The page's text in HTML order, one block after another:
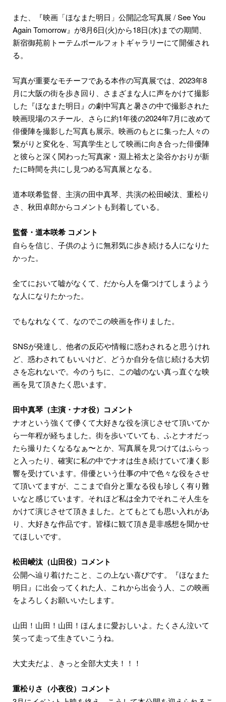
また、『映画「ほなまた明日」公開記念写真展 / See You
Again Tomorrow』が8月6日(火)から18日(水)までの期間、
新宿御苑前トーテムポールフォトギャラリーにて開催され
る。
写真が重要なモチーフである本作の写真展では、2023年8
月に大阪の街を歩き回り、さまざまな人に声をかけて撮影
した『ほなまた明日』の劇中写真と暑さの中で撮影された
映画現場のスチール、さらに約1年後の2024年7月に改めて
俳優陣を撮影した写真も展示。映画のもとに集った人々の
繋がりと変化を、写真学生として映画に向き合った俳優陣
と彼らと深く関わった写真家・淵上裕太と染谷かおりが新
たに時間を共にし見つめる写真展となる。
道本咲希監督、主演の⽥中真琴、共演の松⽥崚汰、重松り
さ、秋⽥卓郎からコメントも到着している。
監督・道本咲希 コメント
自らを信じ、子供のように無邪気に歩き続ける人になりた
かった。
全てにおいて嘘がなくて、だから人を傷つけてしまうよう
な人になりたかった。
でもなれなくて、なのでこの映画を作りました。
SNSが発達し、他者の反応や情報に惑わされると思うけれ
ど、惑わされてもいいけど、どうか自分を信じ続ける大切
さを忘れないで。今のうちに、この嘘のない真っ直ぐな映
画を見て頂きたく思います。
田中真琴（主演・ナオ役）コメント
ナオという強くて儚くて大好きな役を演じさせて頂いてか
ら一年程が経ちました。街を歩いていても、ふとナオだっ
たら撮りたくなるなぁ〜とか、写真展を見つけてはふらっ
と入ったり、確実に私の中でナオは生き続けていて凄く影
響を受けています。俳優という仕事の中で色々な役をさせ
て頂いてますが、ここまで自分と重なる役も珍しく有り難
いなと感じています。それほど私は全力でそれこそ人生を
かけて演じさせて頂きました。とてもとても思い入れがあ
り、大好きな作品です。皆様に観て頂き是非感想を聞かせ
てほしいです。
松田崚汰（山田役）コメント
公開へ辿り着けたこと、この上ない喜びです。『ほなまた
明日』に出会ってくれた人、これから出会う人、この映画
をよろしくお願いいたします。
山田！山田！山田！ほんまに愛おしいよ。たくさん泣いて
笑って走って生きていこうね。
大丈夫だよ、きっと全部大丈夫！！！
重松りさ（小夜役）コメント